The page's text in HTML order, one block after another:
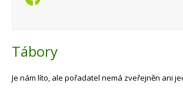
Tábory
Je nám líto, ale pořadatel nemá zveřejněn ani